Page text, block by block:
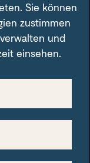
ISIN.
Sie können
zustimmen
und
einsehen.